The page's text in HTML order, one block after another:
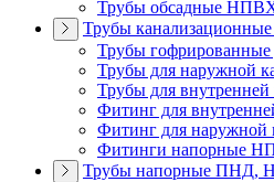
Трубы обсадные
Трубы
Трубы гофрированные
Трубы для наружной
Трубы для внутренней
Фитинг для
Фитинг для наружной
Фитинги напорные
Трубы напорные